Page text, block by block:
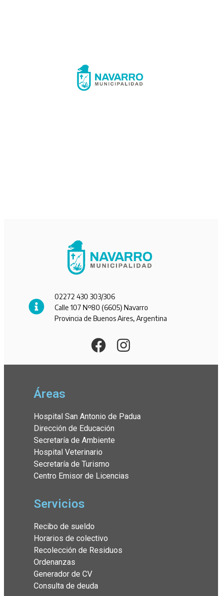
02272 430 303/306
Calle 107 Nº80 (6605) Navarro
Provincia de Buenos Aires, Argentina
Áreas
Hospital San Antonio de Padua
Dirección de Educación
Secretaría de Ambiente
Hospital Veterinario
Secretaría de Turismo
Centro Emisor de Licencias
Servicios
Recibo de sueldo
Horarios de colectivo
Recolección de Residuos
Ordenanzas
Generador de CV
Consulta de deuda